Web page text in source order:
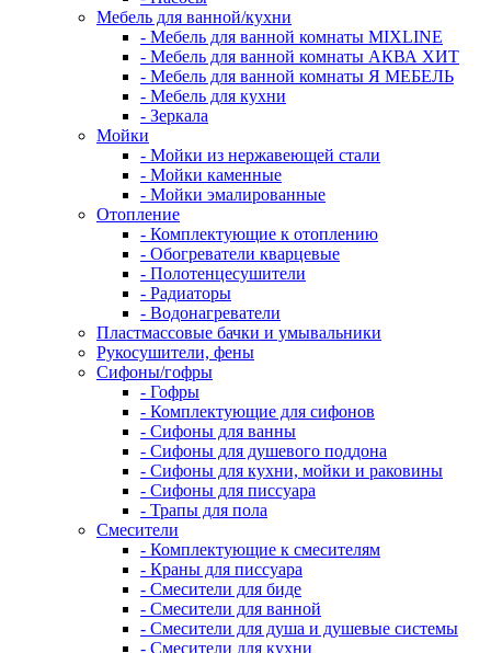
Мебель для ванной/кухни
- Мебель для ванной комнаты MIXLINE
- Мебель для ванной комнаты АКВА ХИТ
- Мебель для ванной комнаты Я МЕБЕЛЬ
- Мебель для кухни
- Зеркала
Мойки
- Мойки из нержавеющей стали
- Мойки каменные
- Мойки эмалированные
Отопление
- Комплектующие к отоплению
- Обогреватели кварцевые
- Полотенцесушители
- Радиаторы
- Водонагреватели
Пластмассовые бачки и умывальники
Рукосушители, фены
Сифоны/гофры
- Гофры
- Комплектующие для сифонов
- Сифоны для ванны
- Сифоны для душевого поддона
- Сифоны для кухни, мойки и раковины
- Сифоны для писсуара
- Трапы для пола
Смесители
- Комплектующие к смесителям
- Краны для писсуара
- Смесители для биде
- Смесители для ванной
- Смесители для душа и душевые системы
- Смесители для кухни